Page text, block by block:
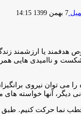
7 بهمن 1399 14:15
یا ارزشمند
و ناامیدی هایی
می توان نیروی
آنها خواسته های
نما حرکت کنیم. طبق